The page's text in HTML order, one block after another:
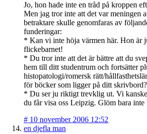
Jo, hon hade inte en tråd på kroppen
Men jag tror inte att det var meningen
betraktare skulle genomfaras av
funderingar:
* Kan vi inte höja värmen här. Hon är
flickebarnet!
* Du tror inte att det är bättre att du
hem till ditt studentrum och fortsätter
histopatologi/romersk rätt/
för böcker som ligger på ditt skrivbord?
* Du ser ju riktigt trevklig ut. Vi kanske
du får visa oss Leipzig. Glöm bara inte
# 10 november 2006 12:52
en djefla man